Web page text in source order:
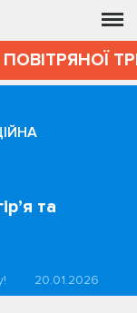
ПОВІТРЯНОЇ
та
20.01.2026